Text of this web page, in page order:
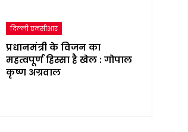
दिल्ली एनसीआर
प्रधानमंत्री के विजन का
महत्वपूर्ण हिस्सा है खेल : गोपाल
कृष्ण अग्रवाल